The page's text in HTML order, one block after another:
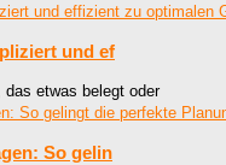
und ef
etwas belegt oder
So gelin